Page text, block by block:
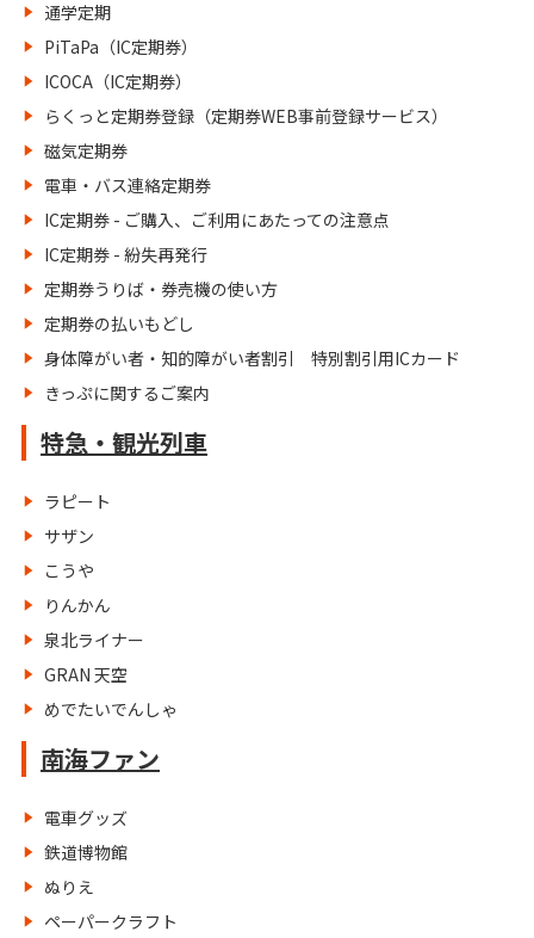
通学定期
PiTaPa（IC定期券）
ICOCA（IC定期券）
らくっと定期券登録（定期券WEB事前登録サービス）
磁気定期券
電車・バス連絡定期券
IC定期券 - ご購入、ご利用にあたっての注意点
IC定期券 - 紛失再発行
定期券うりば・券売機の使い方
定期券の払いもどし
身体障がい者・知的障がい者割引 特別割引用ICカード
きっぷに関するご案内
特急・観光列車
ラピート
サザン
こうや
りんかん
泉北ライナー
GRAN 天空
めでたいでんしゃ
南海ファン
電車グッズ
鉄道博物館
ぬりえ
ペーパークラフト